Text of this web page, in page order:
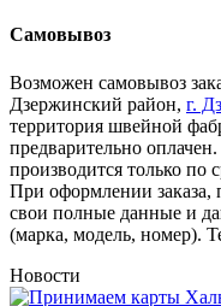
Самовывоз
Возможен самовывоз
Дзержинский район, г.
территория швейной
предварительно
производится только по
При оформлении заказа,
свои полные данные и
(марка, модель, номер).
Новости